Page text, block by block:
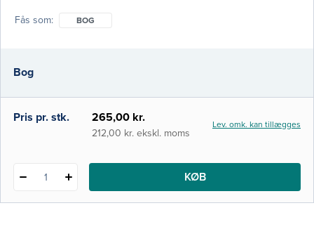
den kliniske vejledning. Baggrunden for
Fås som BOG
Bog
Pris pr. stk. 265,00 kr.
212,00 kr. ekskl. moms
Lev. omk. kan tillægges
1 KØB